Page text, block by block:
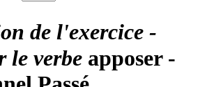
de l'exercice -
le verbe apposer -